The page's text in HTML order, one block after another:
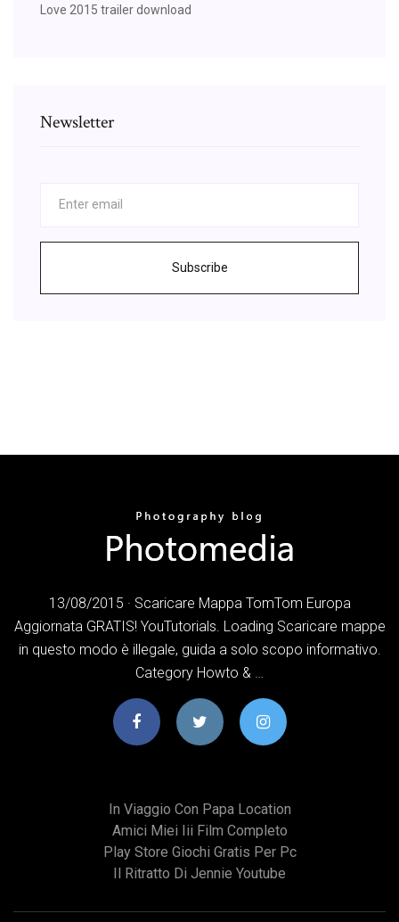
Love 2015 trailer download
Newsletter
Subscribe
13/08/2015 · Scaricare Mappa TomTom Europa
Aggiornata GRATIS! YouTutorials. Loading Scaricare mappe
in questo modo è illegale, guida a solo scopo informativo.
Category Howto & …
In Viaggio Con Papa Location
Amici Miei Iii Film Completo
Play Store Giochi Gratis Per Pc
Il Ritratto Di Jennie Youtube